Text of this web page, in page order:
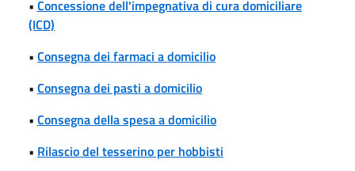
• Concessione dell'impegnativa di cura domiciliare
(ICD)
• Consegna dei farmaci a domicilio
• Consegna dei pasti a domicilio
• Consegna della spesa a domicilio
• Rilascio del tesserino per hobbisti